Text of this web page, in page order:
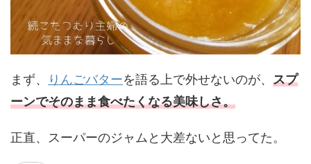
まず、 りんごバターを語る上で外せないのが、 スプ
ーンでそのまま食べたくなる美味しさ。
正直、スーパーのジャムと大差ないと思ってた。